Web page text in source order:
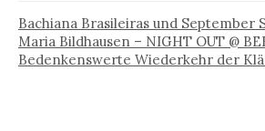
Bachiana Brasileiras und September
Maria Bildhausen – NIGHT OUT @
Bedenkenswerte Wiederkehr der